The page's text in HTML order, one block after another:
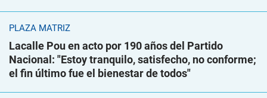
PLAZA MATRIZ
Lacalle Pou en acto por 190 años del Partido
Nacional: "Estoy tranquilo, satisfecho, no conforme;
el fin último fue el bienestar de todos"